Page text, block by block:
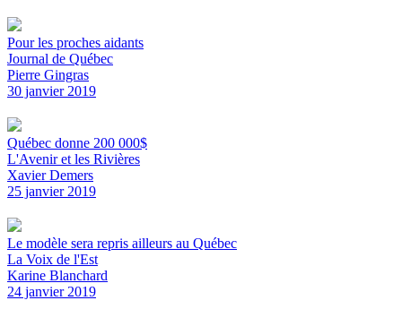
Pour les proches aidants
Journal de Québec
Pierre Gingras
30 janvier 2019
Québec donne 200 000$
L'Avenir et les Rivières
Xavier Demers
25 janvier 2019
Le modèle sera repris ailleurs au Québec
La Voix de l'Est
Karine Blanchard
24 janvier 2019